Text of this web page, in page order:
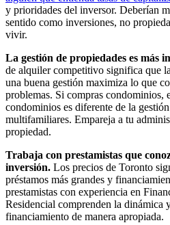
y prioridades del inversor. Deberían
sentido como inversiones, no
vivir.
La gestión de propiedades es más
de alquiler competitivo significa que
una buena gestión maximiza lo que
problemas. Si compras condominios,
condominios es diferente de la
multifamiliares. Empareja a tu
propiedad.
Trabaja con prestamistas que
inversión. Los precios de Toronto
préstamos más grandes y
prestamistas con experiencia en
Residencial comprenden la dinámica
financiamiento de manera apropiada.